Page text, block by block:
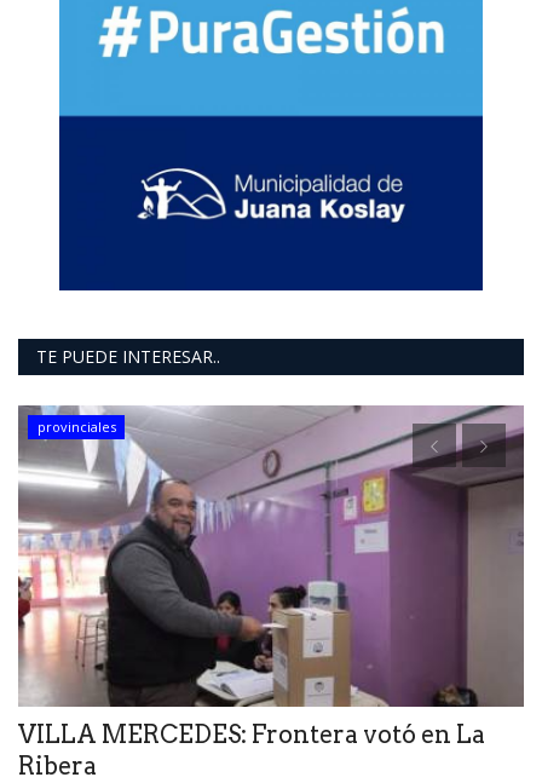
TE PUEDE INTERESAR..
provinciales
VILLA MERCEDES: Frontera votó en La
Ribera